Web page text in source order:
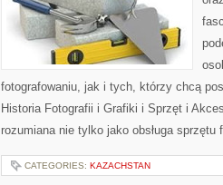
fotografowaniu, jak i tych, którzy chcą
Historia Fotografii i Grafiki i Sprzęt i
rozumiana nie tylko jako obsługa
CATEGORIES: KAZACHSTAN